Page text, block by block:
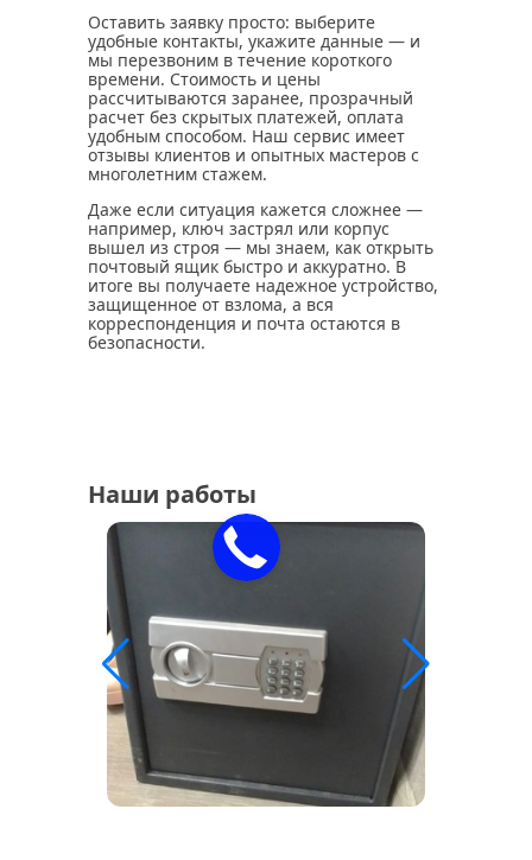
Оставить заявку просто: выберите
удобные контакты, укажите данные — и
мы перезвоним в течение короткого
времени. Стоимость и цены
рассчитываются заранее, прозрачный
расчет без скрытых платежей, оплата
удобным способом. Наш сервис имеет
отзывы клиентов и опытных мастеров с
многолетним стажем.
Даже если ситуация кажется сложнее —
например, ключ застрял или корпус
вышел из строя — мы знаем, как открыть
почтовый ящик быстро и аккуратно. В
итоге вы получаете надежное устройство,
защищенное от взлома, а вся
корреспонденция и почта остаются в
безопасности.
Наши работы